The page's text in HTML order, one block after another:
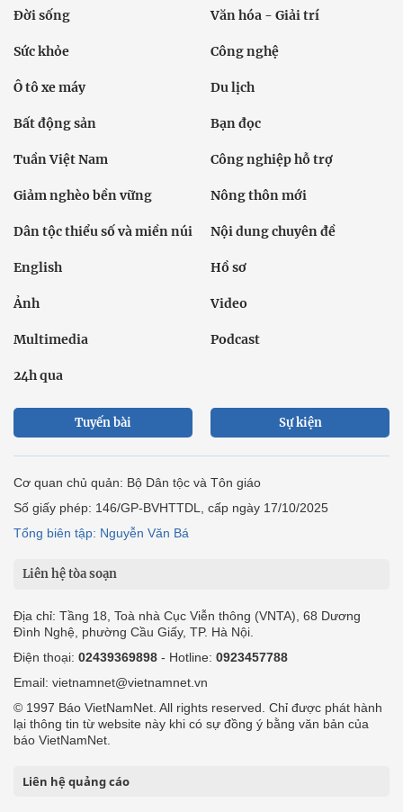
Đời sống Văn hóa - Giải trí
Sức khỏe Công nghệ
Ô tô xe máy Du lịch
Bất động sản Bạn đọc
Tuần Việt Nam Công nghiệp hỗ trợ
Giảm nghèo bền vững Nông thôn mới
Dân tộc thiểu số và miền núi Nội dung chuyên đề
English Hồ sơ
Ảnh Video
Multimedia Podcast
24h qua
Tuyến bài Sự kiện
Cơ quan chủ quản: Bộ Dân tộc và Tôn giáo
Số giấy phép: 146/GP-BVHTTDL, cấp ngày 17/10/2025
Tổng biên tập: Nguyễn Văn Bá
Liên hệ tòa soạn
Địa chỉ: Tầng 18, Toà nhà Cục Viễn thông (VNTA), 68 Dương
Đình Nghệ, phường Cầu Giấy, TP. Hà Nội.
Điện thoại: 02439369898 - Hotline: 0923457788
Email: vietnamnet@vietnamnet.vn
© 1997 Báo VietNamNet. All rights reserved. Chỉ được phát hành
lại thông tin từ website này khi có sự đồng ý bằng văn bản của
báo VietNamNet.
Liên hệ quảng cáo